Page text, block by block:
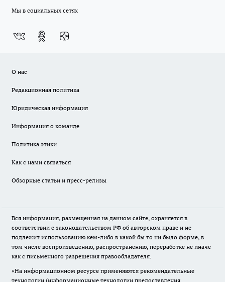
Мы в социальных сетях
О нас
Редакционная политика
Юридическая информация
Информация о команде
Политика этики
Как с нами связаться
Обзорные статьи и пресс-релизы
Вся информация, размещенная на данном сайте, охраняется в
соответствии с законодательством РФ об авторском праве и не
подлежит использованию кем-либо в какой бы то ни было форме, в
том числе воспроизведению, распространению, переработке не иначе
как с письменного разрешения правообладателя.
«На информационном ресурсе применяются рекомендательные
технологии (информационные технологии предоставления